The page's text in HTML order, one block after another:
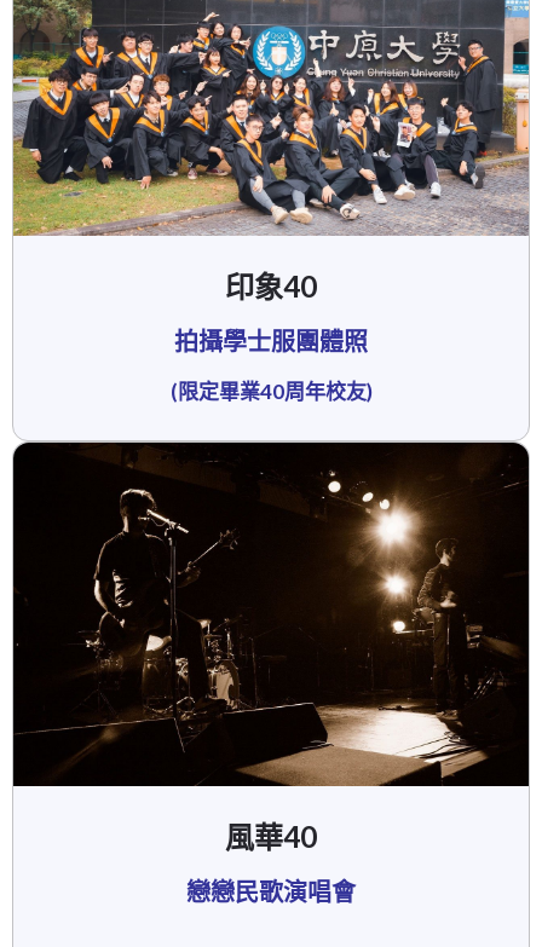
印象40
拍攝學士服團體照
(限定畢業40周年校友)
風華40
戀戀民歌演唱會